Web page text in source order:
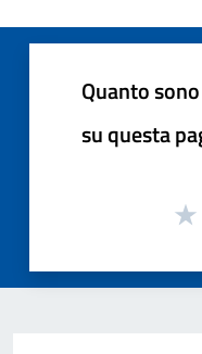
Quanto
su questa